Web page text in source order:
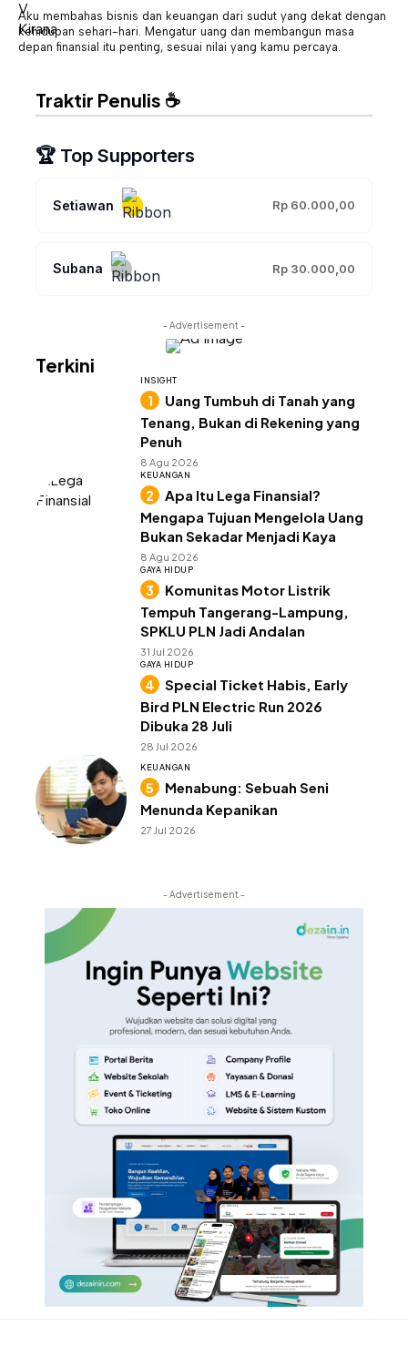
Aku membahas bisnis dan keuangan dari sudut yang dekat dengan
kehidupan sehari-hari. Mengatur uang dan membangun masa
depan finansial itu penting, sesuai nilai yang kamu percaya.
Traktir Penulis ☕
🏆 Top Supporters
Setiawan Rp 60.000,00
Subana Rp 30.000,00
- Advertisement -
Terkini
INSIGHT
Uang Tumbuh di Tanah yang
Tenang, Bukan di Rekening yang
Penuh
8 Agu 2026
KEUANGAN
Apa Itu Lega Finansial?
Mengapa Tujuan Mengelola Uang
Bukan Sekadar Menjadi Kaya
8 Agu 2026
GAYA HIDUP
Komunitas Motor Listrik
Tempuh Tangerang-Lampung,
SPKLU PLN Jadi Andalan
31 Jul 2026
GAYA HIDUP
Special Ticket Habis, Early
Bird PLN Electric Run 2026
Dibuka 28 Juli
28 Jul 2026
KEUANGAN
Menabung: Sebuah Seni
Menunda Kepanikan
27 Jul 2026
- Advertisement -